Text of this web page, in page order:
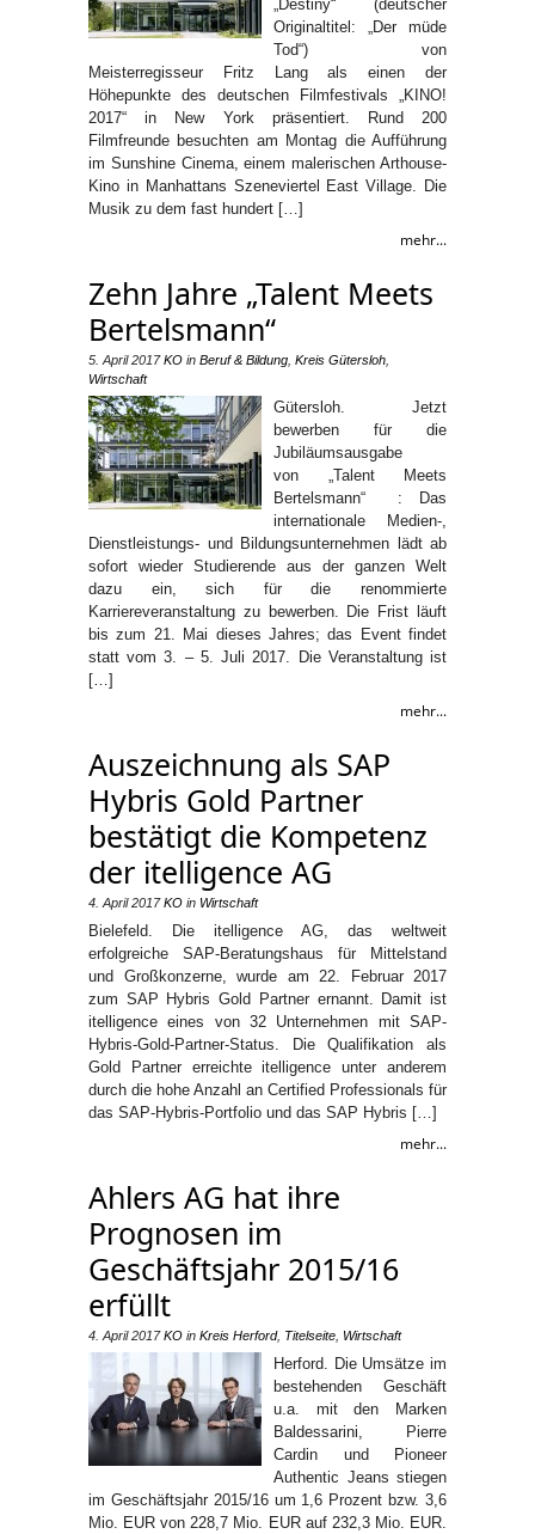
„Destiny“ (deutscher
Originaltitel: „Der müde
Tod“) von
Meisterregisseur Fritz Lang als einen der
Höhepunkte des deutschen Filmfestivals „KINO!
2017“ in New York präsentiert. Rund 200
Filmfreunde besuchten am Montag die Aufführung
im Sunshine Cinema, einem malerischen Arthouse-
Kino in Manhattans Szeneviertel East Village. Die
Musik zu dem fast hundert […]
mehr...
Zehn Jahre „Talent Meets
Bertelsmann“
5. April 2017 KO in Beruf & Bildung Kreis Gütersloh
Wirtschaft
Gütersloh. Jetzt
bewerben für die
Jubiläumsausgabe
von „Talent Meets
Bertelsmann“ : Das
internationale Medien-,
Dienstleistungs- und Bildungsunternehmen lädt ab
sofort wieder Studierende aus der ganzen Welt
dazu ein, sich für die renommierte
Karriereveranstaltung zu bewerben. Die Frist läuft
bis zum 21. Mai dieses Jahres; das Event findet
statt vom 3. – 5. Juli 2017. Die Veranstaltung ist
[…]
mehr...
Auszeichnung als SAP
Hybris Gold Partner
bestätigt die Kompetenz
der itelligence AG
4. April 2017 KO in Wirtschaft
Bielefeld. Die itelligence AG, das weltweit
erfolgreiche SAP-Beratungshaus für Mittelstand
und Großkonzerne, wurde am 22. Februar 2017
zum SAP Hybris Gold Partner ernannt. Damit ist
itelligence eines von 32 Unternehmen mit SAP-
Hybris-Gold-Partner-Status. Die Qualifikation als
Gold Partner erreichte itelligence unter anderem
durch die hohe Anzahl an Certified Professionals für
das SAP-Hybris-Portfolio und das SAP Hybris […]
mehr...
Ahlers AG hat ihre
Prognosen im
Geschäftsjahr 2015/16
erfüllt
4. April 2017 KO in Kreis Herford, Titelseite Wirtschaft
Herford. Die Umsätze im
bestehenden Geschäft
u.a. mit den Marken
Baldessarini, Pierre
Cardin und Pioneer
Authentic Jeans stiegen
im Geschäftsjahr 2015/16 um 1,6 Prozent bzw. 3,6
Mio. EUR von 228,7 Mio. EUR auf 232,3 Mio. EUR.